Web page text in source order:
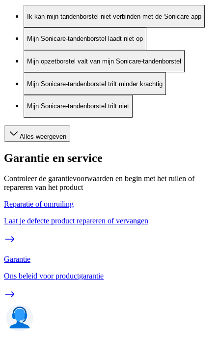
Ik kan mijn tandenborstel niet verbinden met de Sonicare-app
Mijn Sonicare-tandenborstel laadt niet op
Mijn opzetborstel valt van mijn Sonicare-tandenborstel
Mijn Sonicare-tandenborstel trilt minder krachtig
Mijn Sonicare-tandenborstel trilt niet
Alles weergeven
Garantie en service
Controleer de garantievoorwaarden en begin met het ruilen of
repareren van het product
Reparatie of omruiling
Laat je defecte product repareren of vervangen
Garantie
Ons beleid voor productgarantie